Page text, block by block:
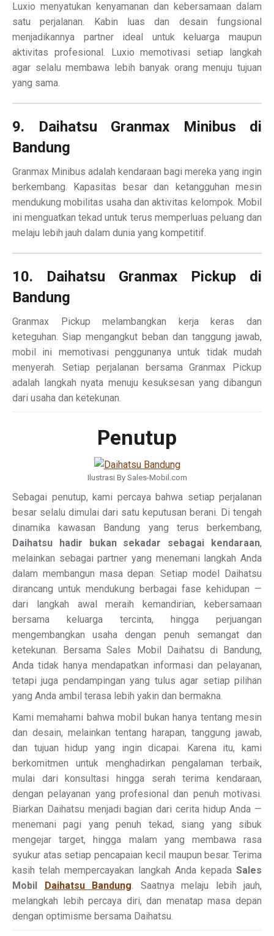
Luxio menyatukan kenyamanan dan kebersamaan dalam
satu perjalanan. Kabin luas dan desain fungsional
menjadikannya partner ideal untuk keluarga maupun
aktivitas profesional. Luxio memotivasi setiap langkah
agar selalu membawa lebih banyak orang menuju tujuan
yang sama.
9. Daihatsu Granmax Minibus di
Bandung
Granmax Minibus adalah kendaraan bagi mereka yang ingin
berkembang. Kapasitas besar dan ketangguhan mesin
mendukung mobilitas usaha dan aktivitas kelompok. Mobil
ini menguatkan tekad untuk terus memperluas peluang dan
melaju lebih jauh dalam dunia yang kompetitif.
10. Daihatsu Granmax Pickup di
Bandung
Granmax Pickup melambangkan kerja keras dan
keteguhan. Siap mengangkut beban dan tanggung jawab,
mobil ini memotivasi penggunanya untuk tidak mudah
menyerah. Setiap perjalanan bersama Granmax Pickup
adalah langkah nyata menuju kesuksesan yang dibangun
dari usaha dan ketekunan.
Penutup
Ilustrasi By Sales-Mobil.com
Sebagai penutup, kami percaya bahwa setiap perjalanan
besar selalu dimulai dari satu keputusan berani. Di tengah
dinamika kawasan Bandung yang terus berkembang,
Daihatsu hadir bukan sekadar sebagai kendaraan,
melainkan sebagai partner yang menemani langkah Anda
dalam membangun masa depan. Setiap model Daihatsu
dirancang untuk mendukung berbagai fase kehidupan —
dari langkah awal meraih kemandirian, kebersamaan
bersama keluarga tercinta, hingga perjuangan
mengembangkan usaha dengan penuh semangat dan
ketekunan. Bersama Sales Mobil Daihatsu di Bandung,
Anda tidak hanya mendapatkan informasi dan pelayanan,
tetapi juga pendampingan yang tulus agar setiap pilihan
yang Anda ambil terasa lebih yakin dan bermakna.
Kami memahami bahwa mobil bukan hanya tentang mesin
dan desain, melainkan tentang harapan, tanggung jawab,
dan tujuan hidup yang ingin dicapai. Karena itu, kami
berkomitmen untuk menghadirkan pengalaman terbaik,
mulai dari konsultasi hingga serah terima kendaraan,
dengan pelayanan yang profesional dan penuh motivasi.
Biarkan Daihatsu menjadi bagian dari cerita hidup Anda —
menemani pagi yang penuh tekad, siang yang sibuk
mengejar target, hingga malam yang membawa rasa
syukur atas setiap pencapaian kecil maupun besar. Terima
kasih telah mempercayakan langkah Anda kepada Sales
Mobil
Daihatsu Bandung. Saatnya melaju lebih jauh,
melangkah lebih percaya diri, dan menatap masa depan
dengan optimisme bersama Daihatsu.